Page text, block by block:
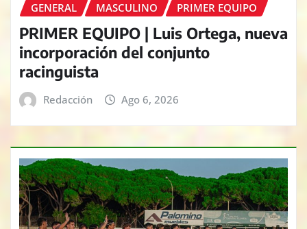
GENERAL MASCULINO PRIMER EQUIPO
PRIMER EQUIPO | Luis Ortega, nueva
incorporación del conjunto
racinguista
Redacción Ago 6, 2026